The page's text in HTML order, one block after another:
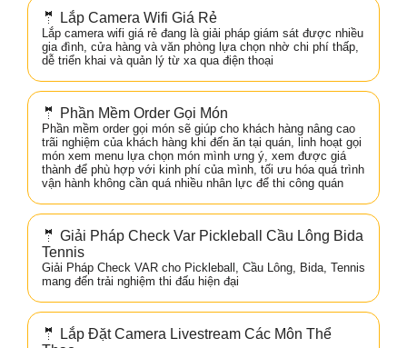
🤵 Lắp Camera Wifi Giá Rẻ
Lắp camera wifi giá rẻ đang là giải pháp giám sát được nhiều
gia đình, cửa hàng và văn phòng lựa chọn nhờ chi phí thấp,
dễ triển khai và quản lý từ xa qua điện thoại
🤵 Phần Mềm Order Gọi Món
Phần mềm order gọi món sẽ giúp cho khách hàng nâng cao
trãi nghiệm của khách hàng khi đến ăn tại quán, linh hoạt gọi
món xem menu lựa chọn món mình ưng ý, xem được giá
thành để phù hợp với kinh phí của mình, tối ưu hóa quá trình
vận hành không cần quá nhiều nhân lực để thi công quán
🤵 Giải Pháp Check Var Pickleball Cầu Lông Bida
Tennis
Giải Pháp Check VAR cho Pickleball, Cầu Lông, Bida, Tennis
mang đến trải nghiệm thi đấu hiện đại
🤵 Lắp Đặt Camera Livestream Các Môn Thể